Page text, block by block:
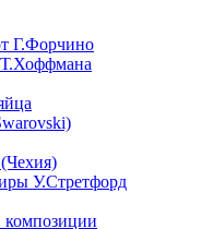
Г.Форчино
У.Стретфорд
композиции